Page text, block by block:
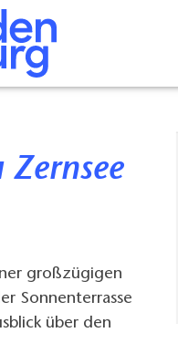
Zernsee
großzügigen
Sonnenterrasse
über den